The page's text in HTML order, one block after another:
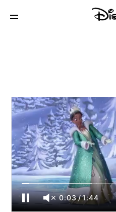
A Hora Surpresa - Tiana
0:04/1:44